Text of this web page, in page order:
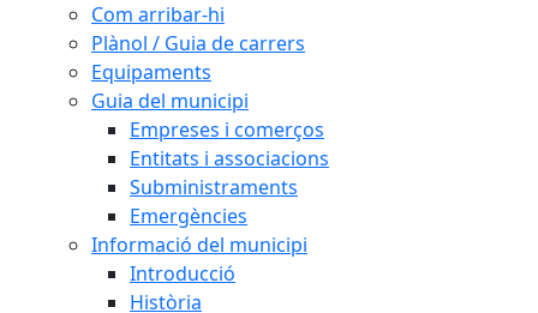
Com arribar-hi
Plànol / Guia de carrers
Equipaments
Guia del municipi
Empreses i comerços
Entitats i associacions
Subministraments
Emergències
Informació del municipi
Introducció
Història